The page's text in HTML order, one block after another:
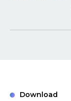
Download